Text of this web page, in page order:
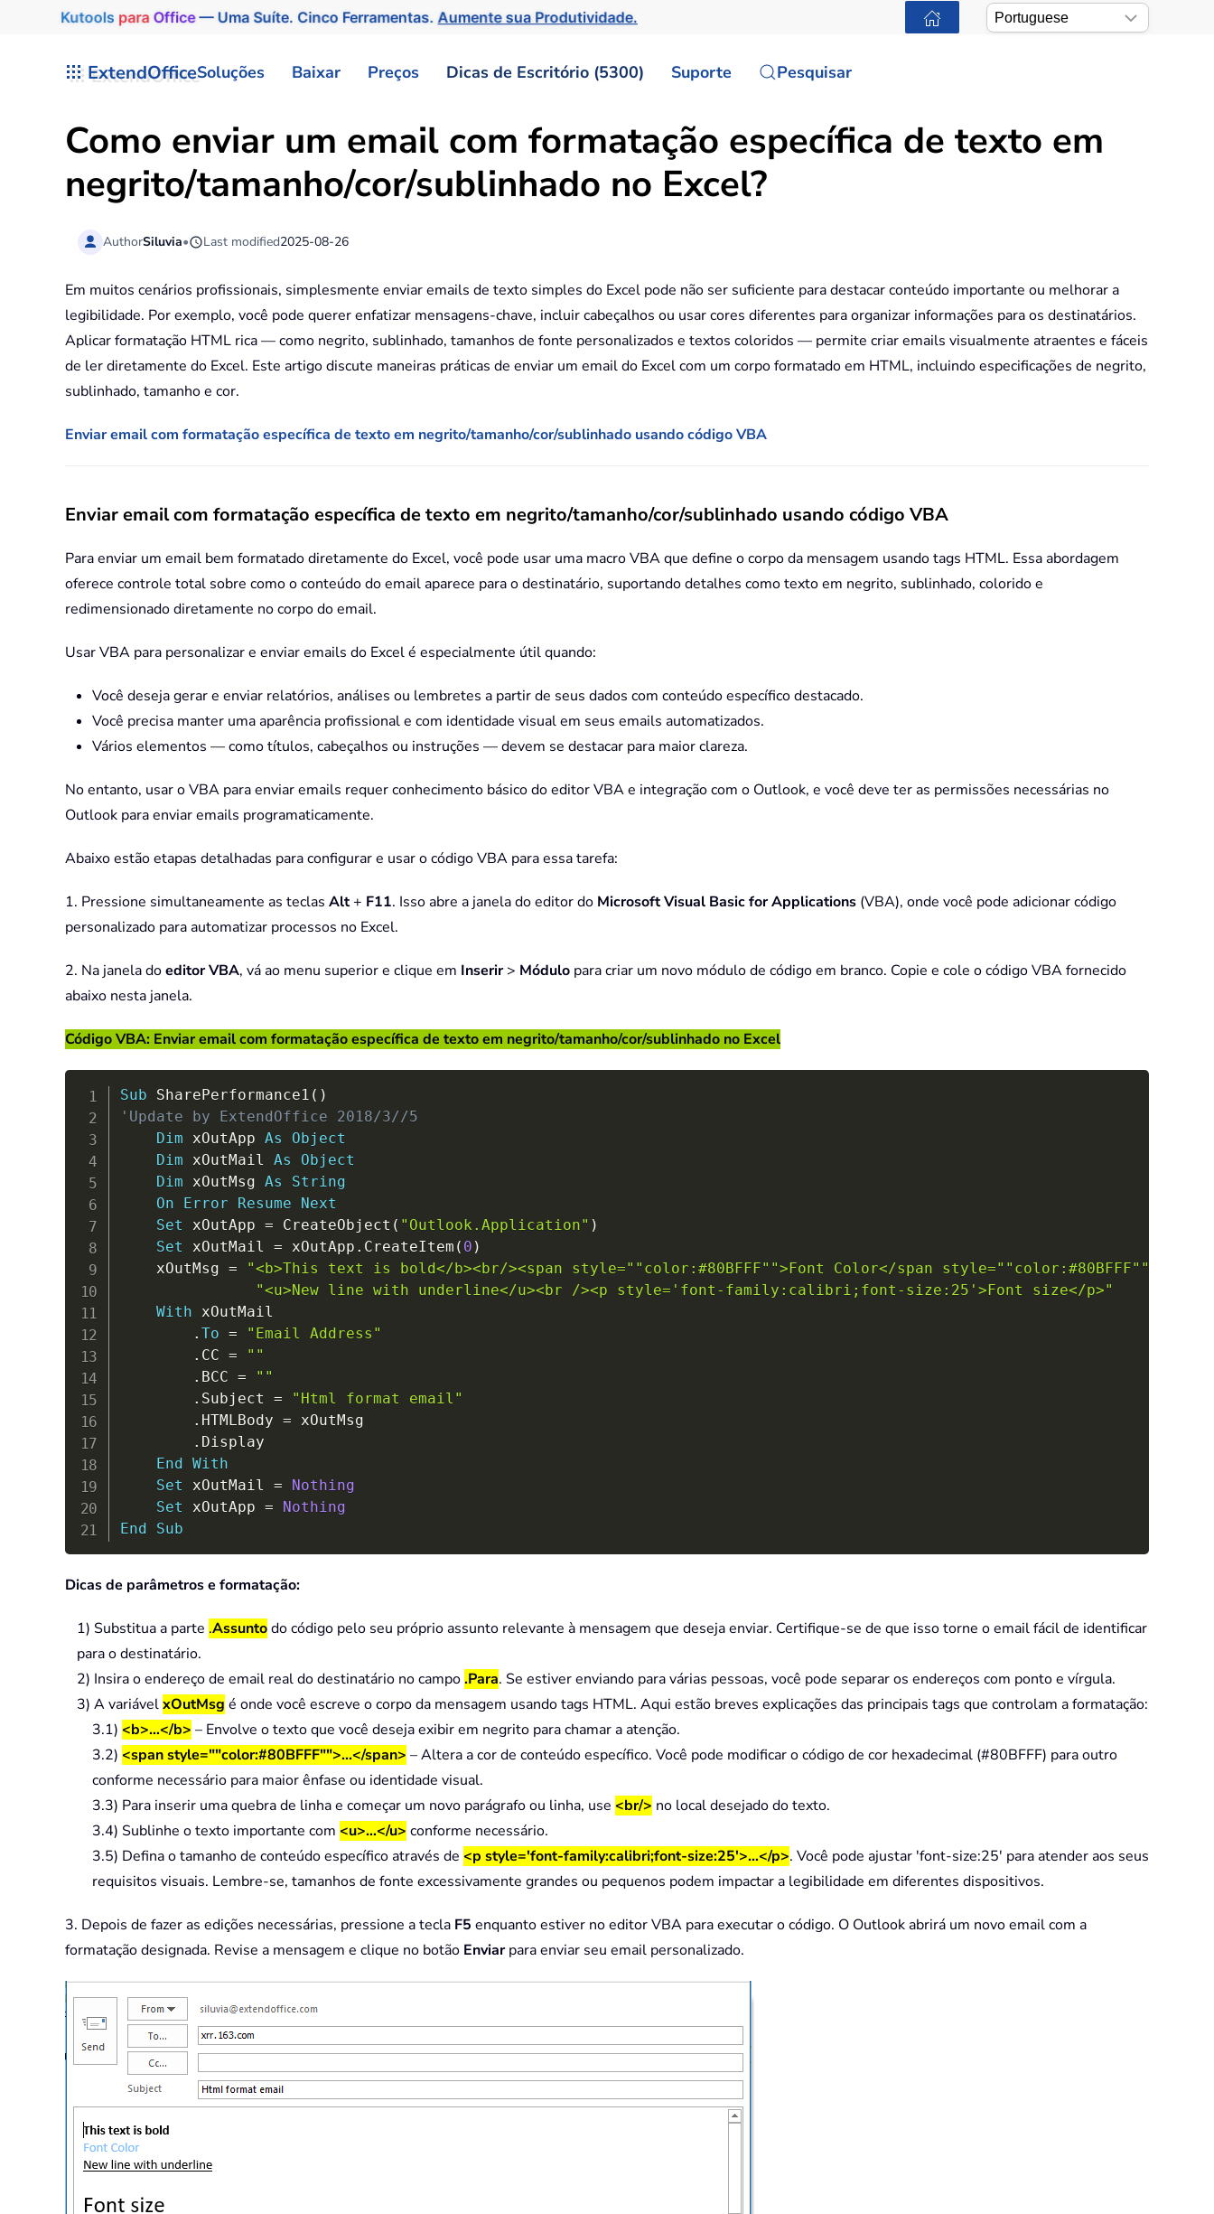
Kutools para Office— Uma Suíte. Cinco Ferramentas.Aumente sua Produtividade.
ExtendOfficeSoluções Baixar Preços Dicas de Escritório (5300) Suporte Pesquisar
Como enviar um email com formatação específica de texto em
negrito/tamanho/cor/sublinhado no Excel?
AuthorSiluvia• Last modified2025-08-26
Em muitos cenários profissionais, simplesmente enviar emails de texto simples do Excel pode não ser suficiente para destacar conteúdo importante ou melhorar a
legibilidade. Por exemplo, você pode querer enfatizar mensagens-chave, incluir cabeçalhos ou usar cores diferentes para organizar informações para os destinatários.
Aplicar formatação HTML rica — como negrito, sublinhado, tamanhos de fonte personalizados e textos coloridos — permite criar emails visualmente atraentes e fáceis
de ler diretamente do Excel. Este artigo discute maneiras práticas de enviar um email do Excel com um corpo formatado em HTML, incluindo especificações de negrito,
sublinhado, tamanho e cor.
Enviar email com formatação específica de texto em negrito/tamanho/cor/sublinhado usando código VBA
Enviar email com formatação específica de texto em negrito/tamanho/cor/sublinhado usando código VBA
Para enviar um email bem formatado diretamente do Excel, você pode usar uma macro VBA que define o corpo da mensagem usando tags HTML. Essa abordagem
oferece controle total sobre como o conteúdo do email aparece para o destinatário, suportando detalhes como texto em negrito, sublinhado, colorido e
redimensionado diretamente no corpo do email.
Usar VBA para personalizar e enviar emails do Excel é especialmente útil quando:
Você deseja gerar e enviar relatórios, análises ou lembretes a partir de seus dados com conteúdo específico destacado.
Você precisa manter uma aparência profissional e com identidade visual em seus emails automatizados.
Vários elementos — como títulos, cabeçalhos ou instruções — devem se destacar para maior clareza.
No entanto, usar o VBA para enviar emails requer conhecimento básico do editor VBA e integração com o Outlook, e você deve ter as permissões necessárias no
Outlook para enviar emails programaticamente.
Abaixo estão etapas detalhadas para configurar e usar o código VBA para essa tarefa:
1. Pressione simultaneamente as teclas Alt+ F11. Isso abre a janela do editor do Microsoft Visual Basic for Applications (VBA), onde você pode adicionar código
personalizado para automatizar processos no Excel.
2. Na janela doeditor VBA, vá ao menu superior e clique em Inserir> Módulo para criar um novo módulo de código em branco. Copie e cole o código VBA fornecido
abaixo nesta janela.
Código VBA: Enviar email com formatação específica de texto em negrito/tamanho/cor/sublinhado no Excel
Sub SharePerformance1 ( )
'Update by ExtendOffice 2018/3//5
Dim xOutApp As
Object
Dim xOutMail As
Object
Dim xOutMsg As
String
On
Error Resume
Next
Set xOutApp = CreateObject ( "Outlook.Application" )
Set xOutMail = xOutApp . CreateItem ( 0 )
    xOutMsg
=
"<b>This text is bold</b><br/><span style=""color:#80BFFF"">Font Color</span style=""color:#80BFFF""><br /
"<u>New line with underline</u><br /><p style='font-family:calibri;font-size:25'>Font size</p>"
With xOutMail
. To =
"Email Address"
. CC =
""
. BCC =
""
. Subject =
"Html format email"
. HTMLBody = xOutMsg
. Display
End
With
Set xOutMail =
Nothing
Set xOutApp =
Nothing
End
Sub
Dicas de parâmetros e formatação:
1) Substitua a parte .Assuntodo código pelo seu próprio assunto relevante à mensagem que deseja enviar. Certifique-se de que isso torne o email fácil de identificar
para o destinatário.
2) Insira o endereço de email real do destinatário no campo.Para. Se estiver enviando para várias pessoas, você pode separar os endereços com ponto e vírgula.
3) A variávelxOutMsg é onde você escreve o corpo da mensagem usando tags HTML. Aqui estão breves explicações das principais tags que controlam a formatação:
3.1) <b>…</b> – Envolve o texto que você deseja exibir em negrito para chamar a atenção.
3.2) <span style=""color:#80BFFF"">...</span> – Altera a cor de conteúdo específico. Você pode modificar o código de cor hexadecimal (#80BFFF) para outro
conforme necessário para maior ênfase ou identidade visual.
3.3) Para inserir uma quebra de linha e começar um novo parágrafo ou linha, use <br/> no local desejado do texto.
3.4) Sublinhe o texto importante com <u>…</u> conforme necessário.
3.5) Defina o tamanho de conteúdo específico através de <p style='font-family:calibri;font-size:25'>…</p>. Você pode ajustar 'font-size:25' para atender aos seus
requisitos visuais. Lembre-se, tamanhos de fonte excessivamente grandes ou pequenos podem impactar a legibilidade em diferentes dispositivos.
3. Depois de fazer as edições necessárias, pressione a tecla F5 enquanto estiver no editor VBA para executar o código. O Outlook abrirá um novo email com a
formatação designada. Revise a mensagem e clique no botão Enviarpara enviar seu email personalizado.